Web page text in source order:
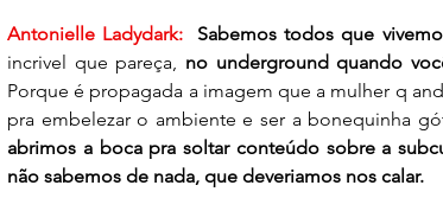
Antonielle Ladydark: Sabemos todos que
incrivel que pareça, no underground quando
Porque é propagada a imagem que a mulher q
pra embelezar o ambiente e ser a bonequinha
abrimos a boca pra soltar conteúdo sobre a
não sabemos de nada, que deveriamos nos calar.